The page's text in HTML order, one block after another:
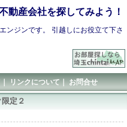
動産会社を探してみよう！
ンジンです。 引越しにお役立て下さ
｜リンクについて｜お問合せ
定２